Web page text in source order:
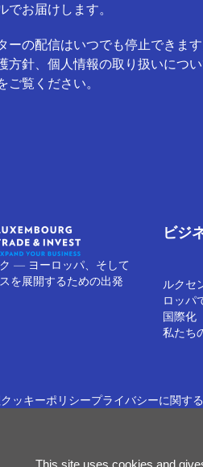
でお届けします。
ーの配信はいつでも停止できま
方針、個人情報の取り扱いにつ
ご覧ください。
― ヨーロッパ、そして
を展開するための出発
ビジ
ルクセ
ロッパ
国際化
私たち
クッキーポリシープライバシーに関す
This site uses cookies and